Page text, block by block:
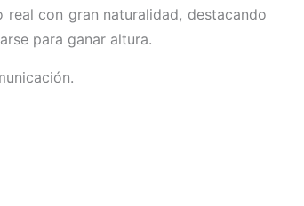
real con gran naturalidad, destacando
para ganar altura.